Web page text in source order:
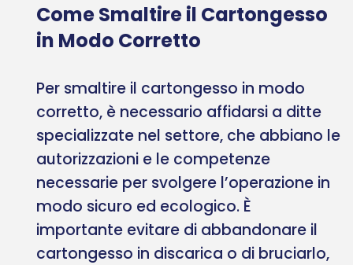
Come Smaltire il Cartongesso
in Modo Corretto
Per smaltire il cartongesso in modo
corretto, è necessario affidarsi a ditte
specializzate nel settore, che abbiano le
autorizzazioni e le competenze
necessarie per svolgere l’operazione in
modo sicuro ed ecologico. È
importante evitare di abbandonare il
cartongesso in discarica o di bruciarlo,